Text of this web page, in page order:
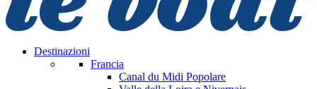
Destinazioni
Francia
Canal du Midi Popolare